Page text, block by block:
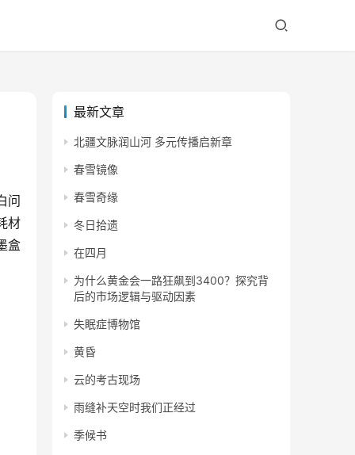
问
材
盒
最新文章
北疆文脉润山河 多元传播启新章
春雪镜像
春雪奇缘
冬日拾遗
在四月
为什么黄金会一路狂飙到3400？探究背
后的市场逻辑与驱动因素
失眠症博物馆
黄昏
云的考古现场
雨缝补天空时我们正经过
季候书